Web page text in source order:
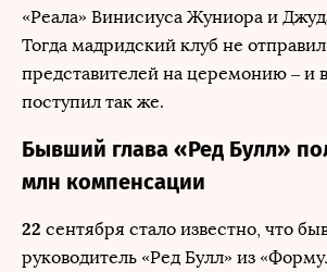
«Реала» Винисиуса Жуниора и
Тогда мадридский клуб не отправил
представителей на церемонию – и
поступил так же.
Бывший глава «Ред Булл»
млн компенсации
22 сентября стало известно, что
руководитель «Ред Булл» из